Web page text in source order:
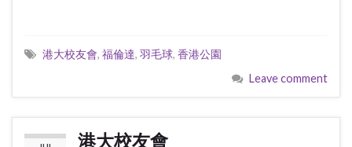
港大校友會, 福倫達, 羽毛球, 香港公園
Leave comment
港大校友會